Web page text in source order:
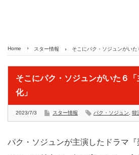
Home スター情報 そこにパク・ソジュンがいた
そこにパク・ソジュンがいた６
化」
2023/7/3 スター情報 パク・ソジュン 韓
パク・ソジュンが主演したドラマ